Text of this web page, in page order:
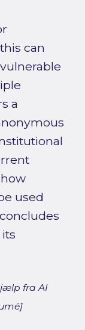
can
a
used
fra AI